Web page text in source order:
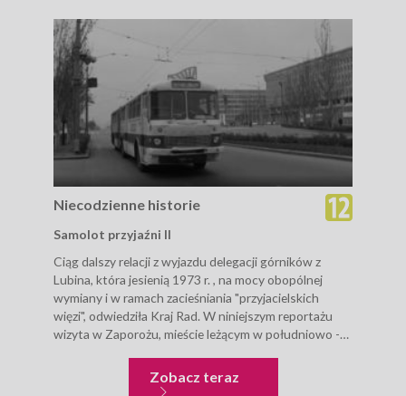
Niecodzienne historie
Samolot przyjaźni II
Ciąg dalszy relacji z wyjazdu delegacji górników z
Lubina, która jesienią 1973 r. , na mocy obopólnej
wymiany i w ramach zacieśniania "przyjacielskich
więzi", odwiedziła Kraj Rad. W niniejszym reportażu
wizyta w Zaporożu, mieście leżącym w południowo -
Zobacz terazNiecodzienne historie